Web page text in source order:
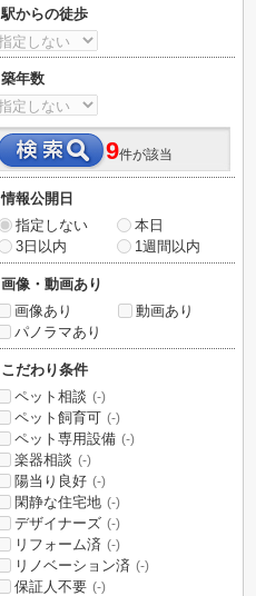
駅からの徒歩
築年数
9件が該当
情報公開日
指定しない
本日
3日以内
1週間以内
画像・動画あり
画像あり
動画あり
パノラマあり
こだわり条件
ペット相談 (-)
ペット飼育可 (-)
ペット専用設備 (-)
楽器相談 (-)
陽当り良好 (-)
閑静な住宅地 (-)
デザイナーズ (-)
リフォーム済 (-)
リノベーション済 (-)
保証人不要 (-)